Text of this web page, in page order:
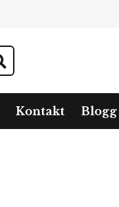
Kontakt Blogg